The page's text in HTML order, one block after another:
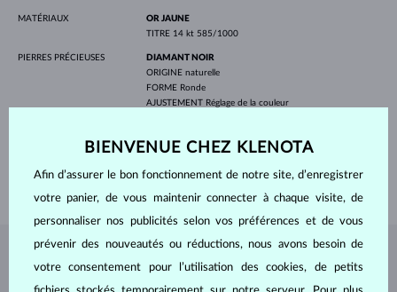
MATÉRIAUX
OR JAUNE
TITRE 14 kt 585/1000
PIERRES PRÉCIEUSES
DIAMANT NOIR
ORIGINE naturelle
FORME Ronde
AJUSTEMENT Réglage de la couleur
POIDS 0.75 g
BIJOUX DEL'ATELIER KLENOTA
BIENVENUE CHEZ KLENOTA
Afin d’assurer le bon fonctionnement de notre site, d’enregistrer
votre panier, de vous maintenir connecter à chaque visite, de
personnaliser nos publicités selon vos préférences et de vous
prévenir des nouveautés ou réductions, nous avons besoin de
votre consentement pour l’utilisation des cookies, de petits